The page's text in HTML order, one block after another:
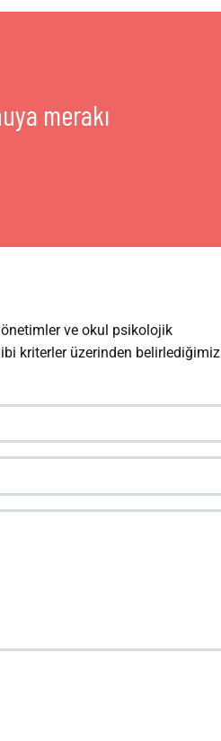
merakı
ve okul psikolojik
kriterler üzerinden belirlediğimiz